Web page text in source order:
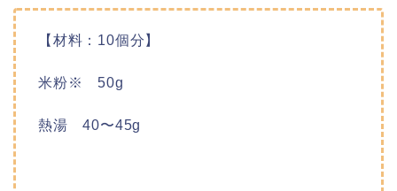
【材料：10個分】
米粉※ 50g
熱湯 40〜45g